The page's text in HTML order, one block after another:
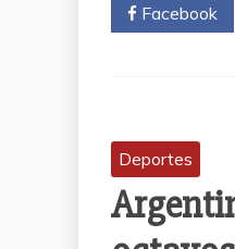
Facebook
Deportes